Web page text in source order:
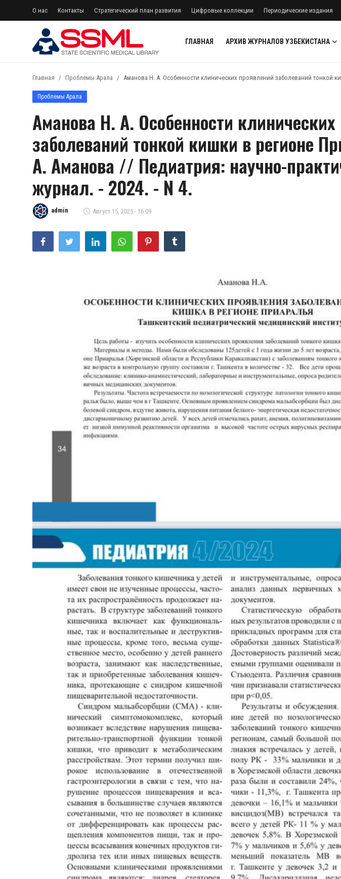
О нас Контакты Стратегический план развития Цифровые коллекции Периодические издания
ГЛАВНАЯ АРХИВ ЖУРНАЛОВ УЗБЕКИСТАНА
регистр
Главная
Архив журналов Узбекистана
Контакты
Стратегический план развития
Цифровые коллекции
Периодические издания
Проблемы Арала
Русский
Главная Проблемы Арала Аманова Н. А. Особенности клинических проявлений заболеваний тонкой
Проблемы Арала
Аманова Н. А. Особенности
заболеваний тонкой кишки в регионе
А. Аманова // Педиатрия: научно-
журнал. - 2024. - N 4.
admin Август 15, 2025 - 16:09